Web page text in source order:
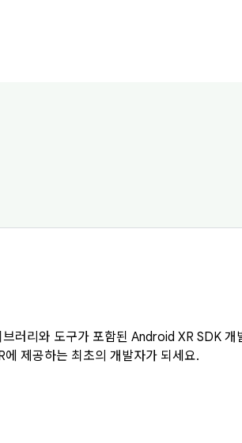
러리와 도구가 포함된 Android XR SDK 개
제공하는 최초의 개발자가 되세요.